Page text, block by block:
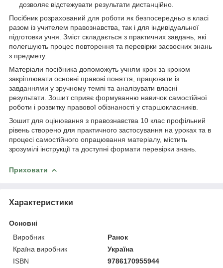
дозволяє відстежувати результати дистанційно.
Посібник розрахований для роботи як безпосередньо в класі
разом із учителем правознавства, так і для індивідуальної
підготовки учня. Зміст складається з практичних завдань, які
полегшують процес повторення та перевірки засвоєних знань
з предмету.
Матеріали посібника допоможуть учням крок за кроком
закріплювати основні правові поняття, працювати із
завданнями у зручному темпі та аналізувати власні
результати. Зошит сприяє формуванню навичок самостійної
роботи і розвитку правової обізнаності у старшокласників.
Зошит для оцінювання з правознавства 10 клас профільний
рівень створено для практичного застосування на уроках та в
процесі самостійного опрацювання матеріалу, містить
зрозумілі інструкції та доступні формати перевірки знань.
Приховати
Характеристики
Основні
Виробник
Ранок
Країна виробник
Україна
ISBN
9786170955944